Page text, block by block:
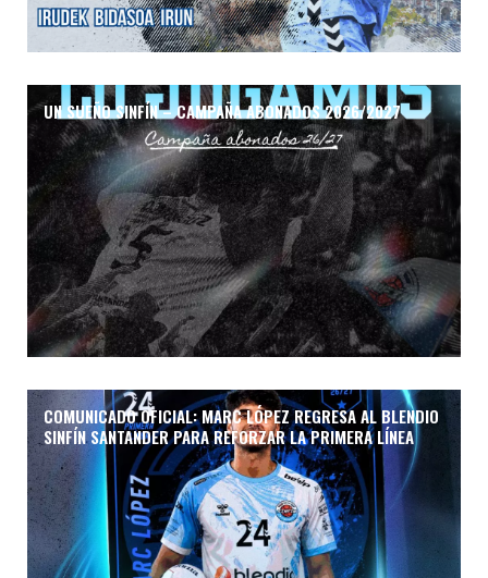
UN SUEÑO SINFÍN – CAMPAÑA ABONADOS 2026/2027
COMUNICADO OFICIAL: MARC LÓPEZ REGRESA AL BLENDIO
SINFÍN SANTANDER PARA REFORZAR LA PRIMERA LÍNEA